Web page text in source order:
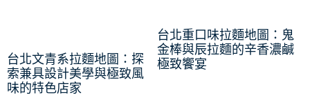
台北文青系拉麵地圖：探
索兼具設計美學與極致風
味的特色店家
台北重口味拉麵地圖：鬼
金棒與辰拉麵的辛香濃鹹
極致饗宴